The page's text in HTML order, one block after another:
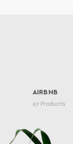
AIRBNB
97 Products